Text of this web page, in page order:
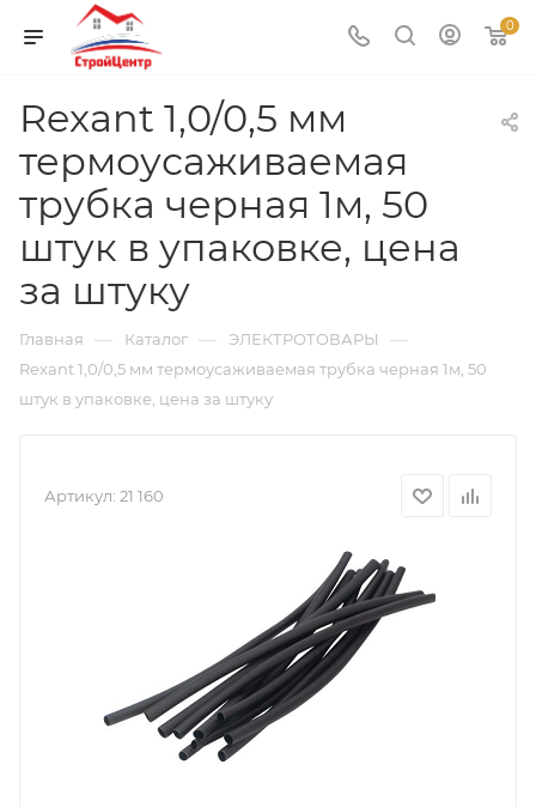
0
Rexant 1,0/0,5 мм
термоусаживаемая
трубка черная 1м, 50
штук в упаковке, цена
за штуку
Главная — Каталог — ЭЛЕКТРОТОВАРЫ —
Rexant 1,0/0,5 мм термоусаживаемая трубка черная 1м, 50
штук в упаковке, цена за штуку
Артикул: 21 160